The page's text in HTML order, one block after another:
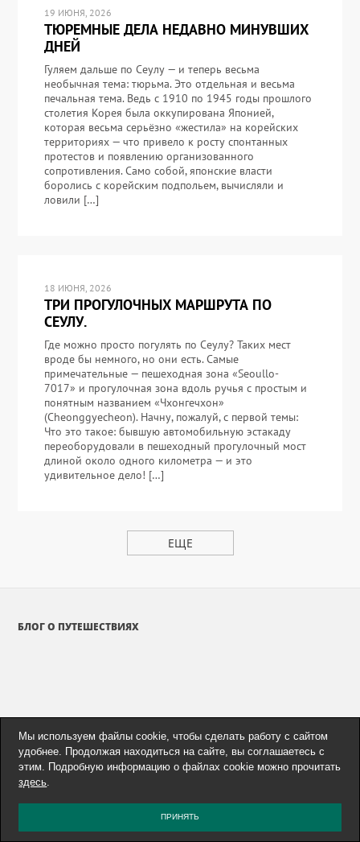
19 ИЮНЯ, 2026
ТЮРЕМНЫЕ ДЕЛА НЕДАВНО МИНУВШИХ
ДНЕЙ
Гуляем дальше по Сеулу — и теперь весьма
необычная тема: тюрьма. Это отдельная и весьма
печальная тема. Ведь с 1910 по 1945 годы прошлого
столетия Корея была оккупирована Японией,
которая весьма серьёзно «жестила» на корейских
территориях — что привело к росту спонтанных
протестов и появлению организованного
сопротивления. Само собой, японские власти
боролись с корейским подпольем, вычисляли и
ловили […]
18 ИЮНЯ, 2026
ТРИ ПРОГУЛОЧНЫХ МАРШРУТА ПО
СЕУЛУ.
Где можно просто погулять по Сеулу? Таких мест
вроде бы немного, но они есть. Самые
примечательные — пешеходная зона «Seoullo-
7017» и прогулочная зона вдоль ручья с простым и
понятным названием «Чхонгечхон»
(Cheonggyecheon). Начну, пожалуй, с первой темы:
Что это такое: бывшую автомобильную эстакаду
переоборудовали в пешеходный прогулочный мост
длиной около одного километра — и это
удивительное дело! […]
ЕЩЕ
БЛОГ О ПУТЕШЕСТВИЯХ
Мы используем файлы cookie, чтобы сделать работу с сайтом
удобнее. Продолжая находиться на сайте, вы соглашаетесь с
этим. Подробную информацию о файлах cookie можно прочитать
здесь.
ПРИНЯТЬ